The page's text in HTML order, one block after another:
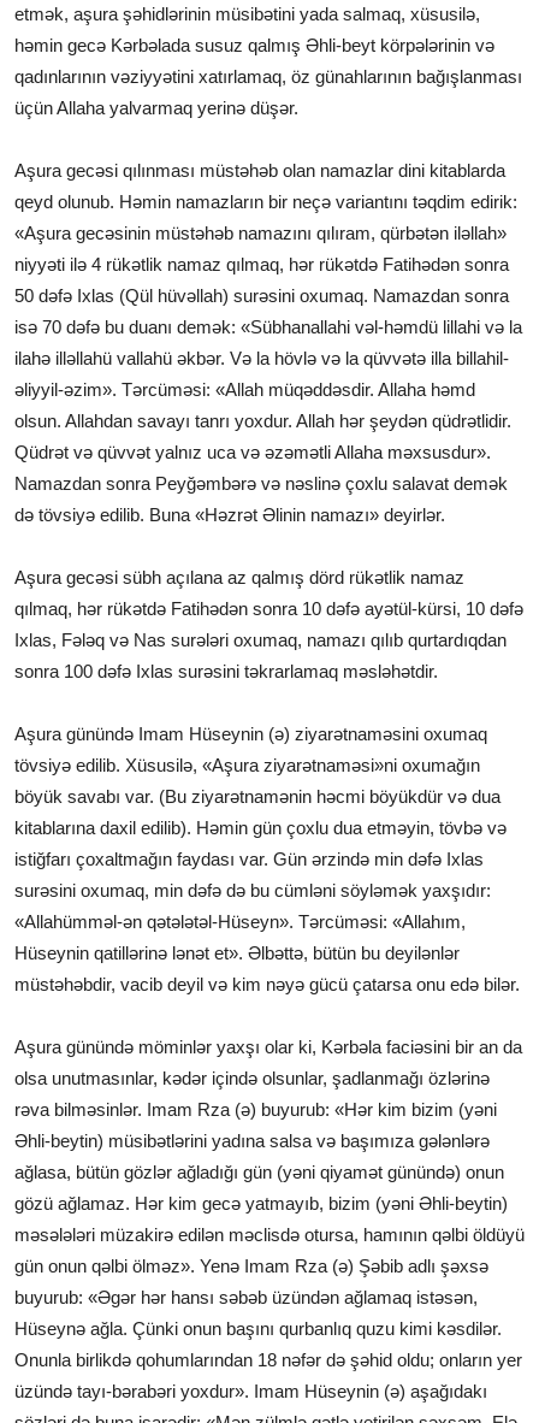
etmək, aşura şəhidlərinin müsibətini yada salmaq, xüsusilə,
həmin gecə Kərbəlada susuz qalmış Əhli-beyt körpələrinin və
qadınlarının vəziyyətini xatırlamaq, öz günahlarının bağışlanması
üçün Allaha yalvarmaq yerinə düşər.
Aşura gecəsi qılınması müstəhəb olan namazlar dini kitablarda
qeyd olunub. Həmin namazların bir neçə variantını təqdim edirik:
«Aşura gecəsinin müstəhəb namazını qılıram, qürbətən iləllah»
niyyəti ilə 4 rükətlik namaz qılmaq, hər rükətdə Fatihədən sonra
50 dəfə Ixlas (Qül hüvəllah) surəsini oxumaq. Namazdan sonra
isə 70 dəfə bu duanı demək: «Sübhanallahi vəl-həmdü lillahi və la
ilahə illəllahü vallahü əkbər. Və la hövlə və la qüvvətə illa billahil-
əliyyil-əzim». Tərcüməsi: «Allah müqəddəsdir. Allaha həmd
olsun. Allahdan savayı tanrı yoxdur. Allah hər şeydən qüdrətlidir.
Qüdrət və qüvvət yalnız uca və əzəmətli Allaha məxsusdur».
Namazdan sonra Peyğəmbərə və nəslinə çoxlu salavat demək
də tövsiyə edilib. Buna «Həzrət Əlinin namazı» deyirlər.
Aşura gecəsi sübh açılana az qalmış dörd rükətlik namaz
qılmaq, hər rükətdə Fatihədən sonra 10 dəfə ayətül-kürsi, 10 dəfə
Ixlas, Fələq və Nas surələri oxumaq, namazı qılıb qurtardıqdan
sonra 100 dəfə Ixlas surəsini təkrarlamaq məsləhətdir.
Aşura günündə Imam Hüseynin (ə) ziyarətnaməsini oxumaq
tövsiyə edilib. Xüsusilə, «Aşura ziyarətnaməsi»ni oxumağın
böyük savabı var. (Bu ziyarətnamənin həcmi böyükdür və dua
kitablarına daxil edilib). Həmin gün çoxlu dua etməyin, tövbə və
istiğfarı çoxaltmağın faydası var. Gün ərzində min dəfə Ixlas
surəsini oxumaq, min dəfə də bu cümləni söyləmək yaxşıdır:
«Allahümməl-ən qətələtəl-Hüseyn». Tərcüməsi: «Allahım,
Hüseynin qatillərinə lənət et». Əlbəttə, bütün bu deyilənlər
müstəhəbdir, vacib deyil və kim nəyə gücü çatarsa onu edə bilər.
Aşura günündə möminlər yaxşı olar ki, Kərbəla faciəsini bir an da
olsa unutmasınlar, kədər içində olsunlar, şadlanmağı özlərinə
rəva bilməsinlər. Imam Rza (ə) buyurub: «Hər kim bizim (yəni
Əhli-beytin) müsibətlərini yadına salsa və başımıza gələnlərə
ağlasa, bütün gözlər ağladığı gün (yəni qiyamət günündə) onun
gözü ağlamaz. Hər kim gecə yatmayıb, bizim (yəni Əhli-beytin)
məsələləri müzakirə edilən məclisdə otursa, hamının qəlbi öldüyü
gün onun qəlbi ölməz». Yenə Imam Rza (ə) Şəbib adlı şəxsə
buyurub: «Əgər hər hansı səbəb üzündən ağlamaq istəsən,
Hüseynə ağla. Çünki onun başını qurbanlıq quzu kimi kəsdilər.
Onunla birlikdə qohumlarından 18 nəfər də şəhid oldu; onların yer
üzündə tayı-bərabəri yoxdur». Imam Hüseynin (ə) aşağıdakı